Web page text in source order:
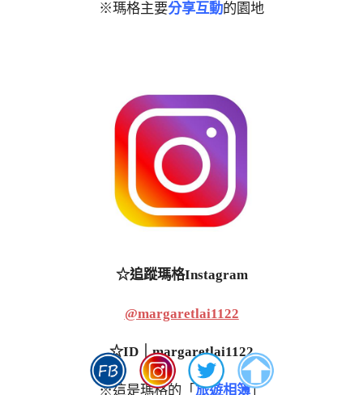
※瑪格主要分享互動的園地
☆追蹤瑪格Instagram
@margaretlai1122
☆ID｜margaretlai1122
※這是瑪格的「 旅遊相簿」